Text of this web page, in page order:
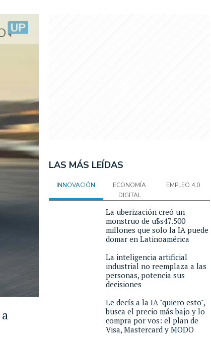
LAS MÁS LEÍDAS
INNOVACIÓN
ECONOMÍA
DIGITAL
EMPLEO 4.0
La uberización creó un
monstruo de u$s47.500
millones que solo la IA puede
domar en Latinoamérica
La inteligencia artificial
industrial no reemplaza a las
personas, potencia sus
decisiones
Le decís a la IA "quiero esto",
busca el precio más bajo y lo
compra por vos: el plan de
Visa, Mastercard y MODO